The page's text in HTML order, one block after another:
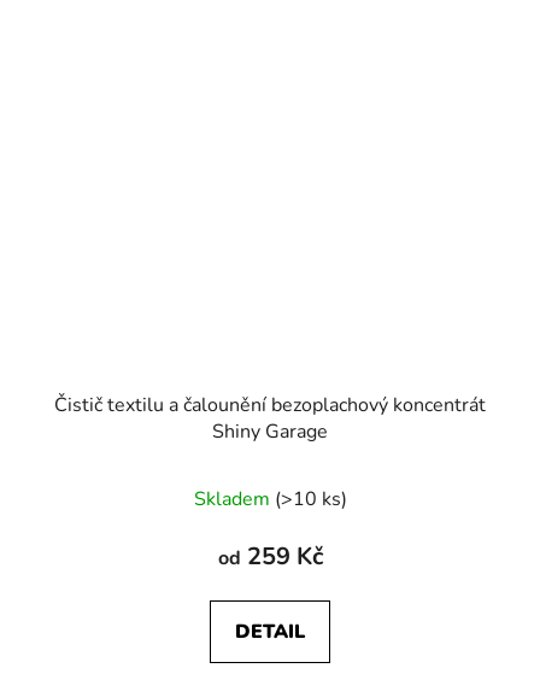
Čistič textilu a čalounění bezoplachový koncentrát
Shiny Garage
Skladem (>10 ks)
od 259 Kč
DETAIL